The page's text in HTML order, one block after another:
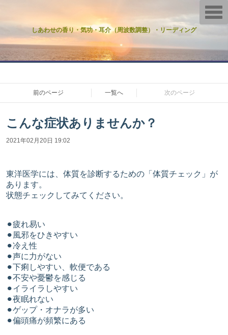
しあわせの香り・気功・耳介（周波数調整）・リーディング
前のページ 一覧へ 次のページ
こんな症状ありませんか？
2021年02月20日 19:02
東洋医学には、体質を診断するための「体質チェック」が
あります。
状態チェックしてみてください。
⚫︎疲れ易い
⚫︎風邪をひきやすい
⚫︎冷え性
⚫︎声に力がない
⚫︎下痢しやすい、軟便である
⚫︎不安や憂鬱を感じる
⚫︎イライラしやすい
⚫︎夜眠れない
⚫︎ゲップ・オナラが多い
⚫︎偏頭痛が頻繁にある
T
o
g
a
g
t